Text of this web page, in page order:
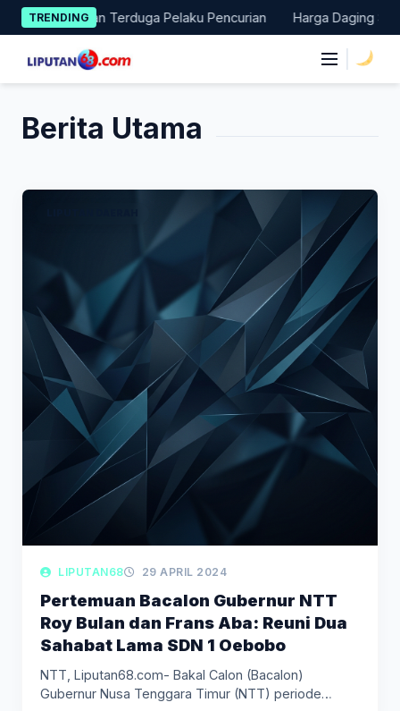
Skip
to
content
TRENDING
Amankan Terduga Pelaku Pencurian Harga Daging Sapi
Berita Utama
LIPUTAN68 29 APRIL 2024
Pertemuan Bacalon Gubernur NTT
Roy Bulan dan Frans Aba: Reuni Dua
Sahabat Lama SDN 1 Oebobo
NTT, Liputan68.com- Bakal Calon (Bacalon)
Gubernur Nusa Tenggara Timur (NTT) periode